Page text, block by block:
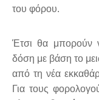
του φόρου.
Έτσι θα μπορούν
δόση με βάση το
από τη νέα
Για τους